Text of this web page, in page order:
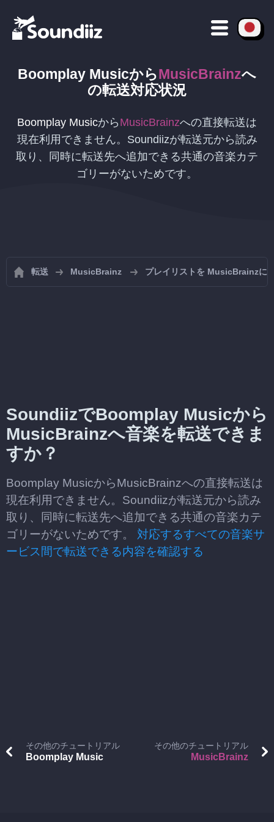
Boomplay MusicからMusicBrainzへ
の転送対応状況
Boomplay Musicから MusicBrainzへの直接転送は
現在利用できません。Soundiizが転送元から読み
取り、同時に転送先へ追加できる共通の音楽カテ
ゴリーがないためです。
転送 MusicBrainz プレイリストを MusicBrainzに
SoundiizでBoomplay Musicから
MusicBrainzへ音楽を転送できま
すか？
Boomplay MusicからMusicBrainzへの直接転送は
現在利用できません。Soundiizが転送元から読み
取り、同時に転送先へ追加できる共通の音楽カテ
ゴリーがないためです。 対応するすべての音楽サ
ービス間で転送できる内容を確認する
その他のチュートリアル
Boomplay Music
その他のチュートリアル
MusicBrainz